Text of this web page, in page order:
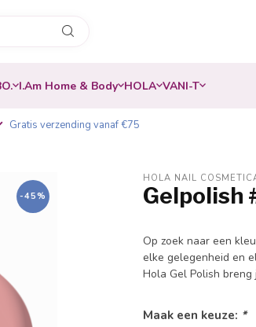
I.Am Home & Body HOLA VANI-T
Gratis verzending vanaf €75
-45%
HOLA NAIL
Gelpolish
Op zoek naar een
elke gelegenheid en
Hola Gel Polish
Maak een keuze: *